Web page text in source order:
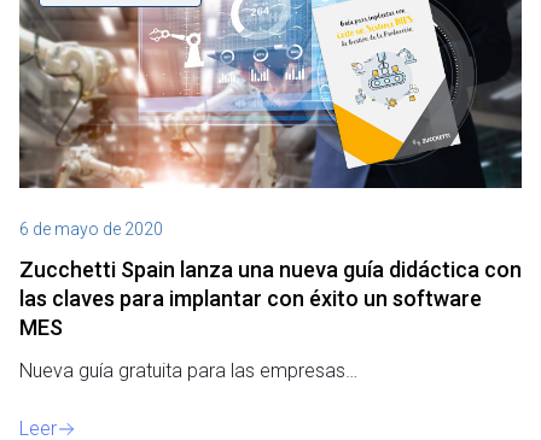
6 de mayo de 2020
Zucchetti Spain lanza una nueva guía didáctica con
las claves para implantar con éxito un software
MES
Nueva guía gratuita para las empresas…
Leer